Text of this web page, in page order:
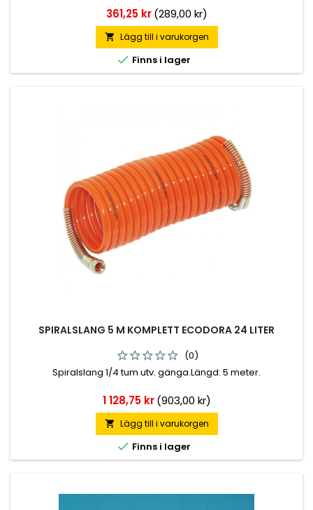
Pris
361,25 kr (289,00 kr)
 Lägg till i varukorgen
 Finns i lager
SPIRALSLANG 5 M KOMPLETT ECODORA 24 LITER
(0)
Spiralslang 1/4 tum utv. gänga.Längd: 5 meter.
Pris
1 128,75 kr (903,00 kr)
 Lägg till i varukorgen
 Finns i lager